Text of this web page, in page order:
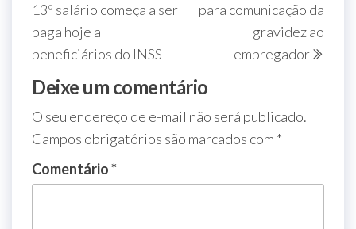
13º salário começa a ser
paga hoje a
beneficiários do INSS
para comunicação da
gravidez ao
empregador
Deixe um comentário
O seu endereço de e-mail não será publicado.
Campos obrigatórios são marcados com *
Comentário*